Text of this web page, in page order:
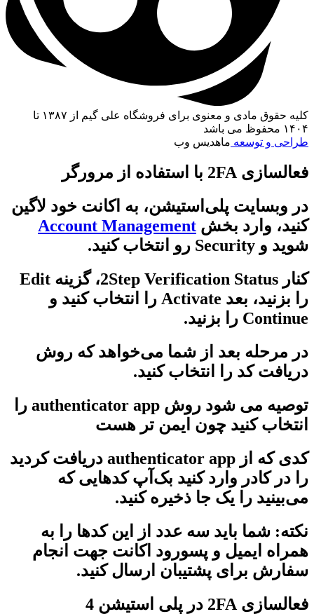
کلیه حقوق مادی و معنوی برای فروشگاه علی گیم از ۱۳۸۷ تا
۱۴۰۴ محفوظ می باشد
طراحی و توسعه ماهدیس وب
فعالسازی 2FA با استفاده از مرورگر
در وبسایت پلی‌استیشن، به اکانت خود لاگین
کنید، وارد بخش Account Management
شوید و Security رو انتخاب کنید.
کنار 2Step Verification Status، گزینه Edit
را بزنید، بعد Activate را انتخاب کنید و
Continue را بزنید.
در مرحله بعد از شما می‌خواهد که روش
دریافت کد را انتخاب کنید.
توصیه می شود روش authenticator app را
انتخاب کنید چون ایمن تر هست
کدی که از authenticator app دریافت کردید
را در کادر وارد کنید بک‌آپ کدهایی که
می‌بینید را یک جا ذخیره کنید.
نکته: شما باید سه عدد از این کدها را به
همراه ایمیل و پسورود اکانت جهت انجام
سفارش برای پشتیبان ارسال کنید.
فعالسازی 2FA در پلی استیشن 4